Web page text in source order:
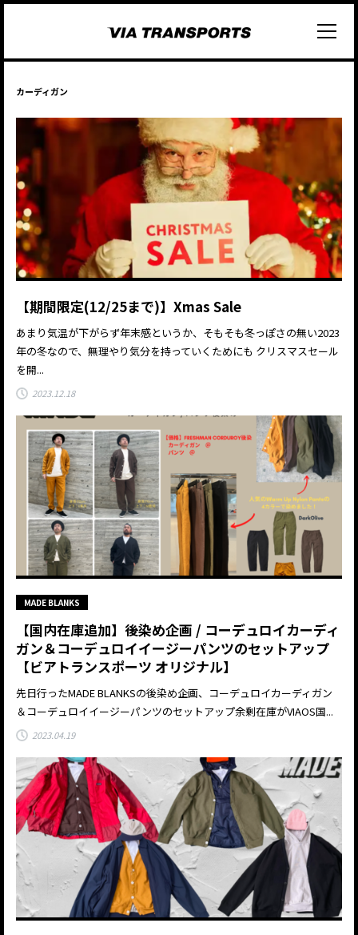
カーディガン
【期間限定(12/25まで)】Xmas Sale
あまり気温が下がらず年末感というか、そもそも冬っぽさの無い2023
年の冬なので、無理やり気分を持っていくためにも クリスマスセール
を開...
2023.12.18
MADE BLANKS
【国内在庫追加】後染め企画 / コーデュロイカーディ
ガン＆コーデュロイイージーパンツのセットアップ
【ビアトランスポーツ オリジナル】
先日行ったMADE BLANKSの後染め企画、コーデュロイカーディガン
＆コーデュロイイージーパンツのセットアップ余剰在庫がVIAOS国...
2023.04.19